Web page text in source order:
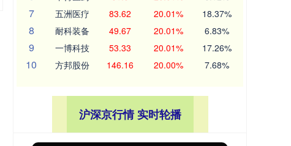
7 五洲医疗 83.62 20.01% 18.37%
8 耐科装备 49.67 20.01% 6.83%
9 一博科技 53.33 20.01% 17.26%
10 方邦股份 146.16 20.00% 7.68%
沪深京行情 实时轮播